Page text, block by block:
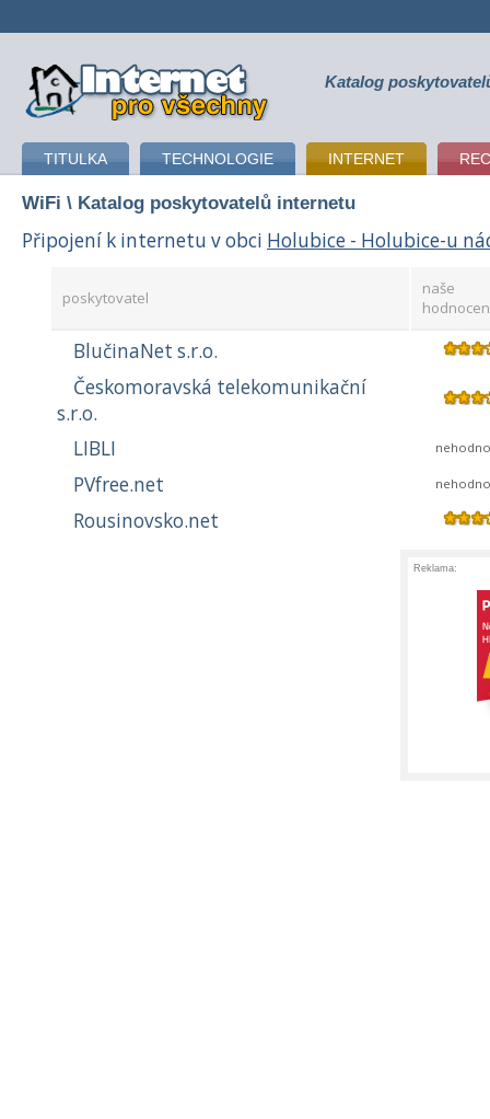
připojení k internetu Katalog
TITULKA TECHNOLOGIE INTERNET
WiFi \ Katalog poskytovatelů internetu
Připojení k internetu v obci Holubice - Holubice-u
poskytovatel
naše
BlučinaNet s.r.o.
Českomoravská telekomunikační
s.r.o.
LIBLI
PVfree.net
Rousinovsko.net
Reklama: